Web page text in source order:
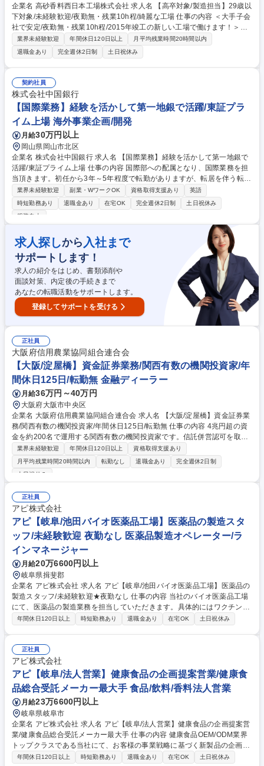
企業名 高砂香料西日本工場株式会社 求人名 【高卒対象/製造担当】29歳以
下対象/未経験歓迎/夜勤無・残業10h程/綺麗な工場 仕事の内容 ＜大手子会
社で安定/夜勤無・残業10h程/2015年竣工の新しい工場で働けます！＞高
砂香料工業の100％子会社として、フレーバー（食品や飲料向けの香料）
を製造する弊社にて、香料を作る工程をご担当いただきます。 ※原料とし
て卵や小麦などのアレルギー物質を扱います。 【具体的業務】 ■指示書・
レシピに基づいて、複数の原料を計量・攪拌する工程をご担当いただきま
す。配属現場でのOJTを中心に、セミナー形式の研修、親会社の研修、社
外講習会への参加など、社員のスキルアップを支援しています。 ■入社後
に「危険物乙四種」を取得していただきますが、初回の事前講習・受験料
は会社負担です。 募集職種 【高卒対象/製造担当】29歳以下対象/未経験歓
迎/夜勤無・残業10h程/綺麗な工場
業界未経験歓迎 年間休日120日以上
月平均残業時間20時間以内
退職金あり
完全週休2日制 土日祝休み
契約社員
株式会社中国銀行
【国際業務】経験を活かして第一地銀で活躍/東証プラ
イム上場 海外事業企画/開発
月給30万円以上
岡山県岡山市北区
企業名 株式会社中国銀行 求人名 【国際業務】経験を活かして第一地銀で
活躍/東証プライム上場 仕事の内容 国際部への配属となり、国際業務を担
当頂きます。初任から3年～5年程度で転勤がありますが、転居を伴う転勤
の可否は選択制です。高い専門性を持つと認められた場合には、転勤無の
専門職採用となる場合があります。 ■海外進出支援■海外企業とのビジネ
スマッチングや商談会企画■貿易実務のサポート■海外送金等のコルレス業
務、M&A業務等）■国際業務の推進に向けた営業店行員の取引先への同行
訪問■海外企業向け融資の起案にかかる業務全般の遂行■期中管理の高度化
や起案フローの効率化に資する企画立案・実行■国際業務についてのノウ
ハウ指導 募集職種 【国際業務】経験を活かして第一地銀で活躍/東証プラ
イム上場
業界未経験歓迎 副業・WワークOK 資格取得支援あり
英語
時短勤務あり
退職金あり 在宅OK 完全週休2日制
土日祝休み
服装自由
求人探しから 入社まで
サポートします！
求人の紹介をはじめ、書類添削や
面談対策、内定後の手続きまで
あなたの転職活動をサポートします。
登録してサポートを受ける
正社員
大阪府信用農業協同組合連合会
【大阪/淀屋橋】資金証券業務/関西有数の機関投資家/年
間休日125日/転勤無 金融ディーラー
月給36万円～40万円
大阪府大阪市中央区
企業名 大阪府信用農業協同組合連合会 求人名 【大阪/淀屋橋】資金証券業
務/関西有数の機関投資家/年間休日125日/転勤無 仕事の内容 4兆円超の資
金を約200名で運用する関西有数の機関投資家です。信託併営認可を取得
した当会で資金証券業務を担当。運用する有価証券は約1兆円。転勤はな
く、定着率も極めて高いです。※総合職採用 持続的な有価証券運用を実現
するための管理体制の整備をミッションに、下記業務をご担当いただきま
戦略の検討 ■運用商品の選定/約定 ■リスク分析/モニタリング ■報告業務
等 募集職種 【大阪/淀屋橋】資金証券業務/関西有数の機関投資家/年間休日
125日/転勤無
業界未経験歓迎 年間休日120日以上
資格取得支援あり
月平均残業時間20時間以内
転勤なし 退職金あり
完全週休2日制
土日祝休み
正社員
アピ株式会社
アピ【岐阜/池田バイオ医薬品工場】医薬品の製造スタ
ッフ/未経験歓迎 夜勤なし 医薬品製造オペレーター/ラ
インマネージャー
月給20万6600円以上
岐阜県揖斐郡
企業名 アピ株式会社 求人名 アピ【岐阜/池田バイオ医薬品工場】医薬品の
製造スタッフ/未経験歓迎★夜勤なし 仕事の内容 当社のバイオ医薬品工場
にて、医薬品の製造業務を担当していただきます。具体的にはワクチン注
射剤およびバイオ医薬品（治験薬）における検査／充填及び関連書類作成
DMOとして製薬企業などから、医薬品の製法開発ならびに前臨床、治
験、商業段階までの製造を受託しています。ゼロベースからバイオ医薬品
に携わることが可能です。 ★将来的には医薬事業部門の幹部候補として活
躍を期待しています 募集職種 アピ【岐阜/池田バイオ医薬品工場】医薬品
の製造スタッフ/未経験歓迎★夜勤なし
年間休日120日以上 時短勤務あり 退職金あり 在宅OK 土日祝休み
正社員
アピ株式会社
アピ【岐阜/法人営業】健康食品の企画提案営業/健康食
品総合受託メーカー最大手 食品/飲料/香料法人営業
月給23万6600円以上
岐阜県岐阜市
企業名 アピ株式会社 求人名 アピ【岐阜/法人営業】健康食品の企画提案営
業/健康食品総合受託メーカー最大手 仕事の内容 健康食品OEM/ODM業界
トップクラスである当社にて、お客様の事業戦略に基づく新製品の企画立
案・設計・販売支援までを一貫して担当します。ゼロから製品を創るコン
年間休日120日以上 時短勤務あり 退職金あり 在宅OK 土日祝休み